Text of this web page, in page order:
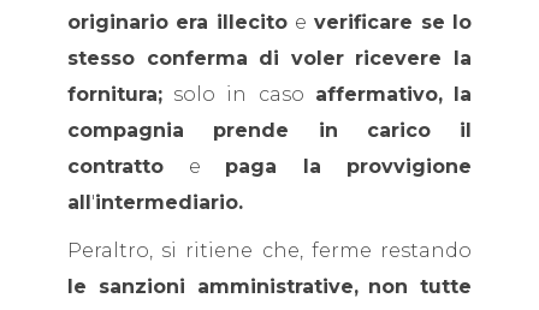
originario era illecito e verificare se lo
stesso conferma di voler ricevere la
fornitura; solo in caso affermativo,
la
compagnia prende in carico il
contratto e paga la provvigione
all 'intermediario.
Peraltro, si ritiene che, ferme restando
le sanzioni amministrative, non tutte